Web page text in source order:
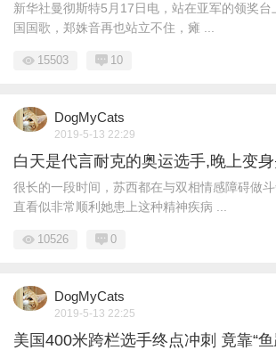
新华社曼彻斯特5月17日电，站在亚军的领奖
国国歌，郑姝音再也站立不住，瘫 ...
15503 10
DogMyCats
2019-5-13 22:29
白天是代言耐克的奥运选手,晚上变
很长的一段时间，苏西都在与双相情感障碍做
直看似非常顺利她患上这种精神疾病 ...
10526 0
DogMyCats
2019-5-13 22:25
美国400米跨栏选手终点冲刺 竟靠“